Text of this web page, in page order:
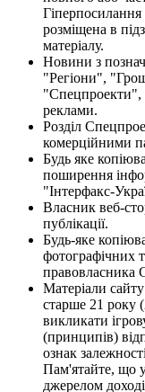
розміщена в
матеріалу.
Новини з
"Регіони",
"Спецпроекти",
реклами.
Розділ
комерційними
Будь яке
поширення
"Інтерфакс-
Власник веб-
публікації.
Будь-яке
фотографічних
правовласника
Матеріали
старше 21 року
викликати
(принципів)
ознак
Пам'ятайте, що
джерелом